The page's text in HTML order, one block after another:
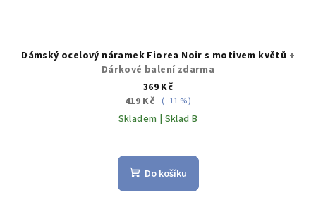
Dámský ocelový náramek Fiorea Noir s motivem květů +
Dárkové balení zdarma
369 Kč
419 Kč (–11 %)
Skladem | Sklad B
Do košíku